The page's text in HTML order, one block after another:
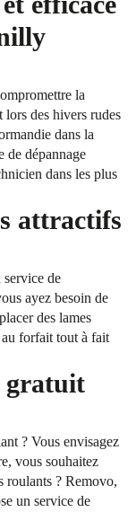
la
lors des hivers rudes
dans la
de dépannage
dans les plus
attractifs
de
ayez besoin de
des lames
au forfait tout à fait
gratuit
? Vous envisagez
vous souhaitez
roulants ? Removo,
un service de